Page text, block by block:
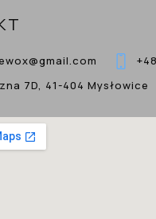
7D, 41-404 Mysłowice